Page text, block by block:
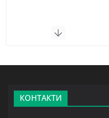
КОНТАКТИ